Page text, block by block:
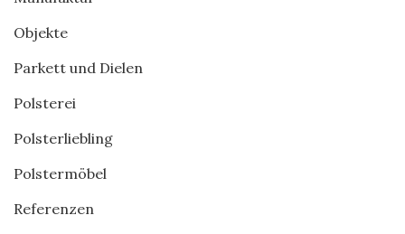
Objekte
Parkett und Dielen
Polsterei
Polsterliebling
Polstermöbel
Referenzen